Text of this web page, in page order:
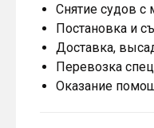
Снятие судов с
Постановка и
Доставка,
Перевозка
Оказание